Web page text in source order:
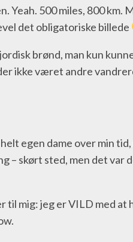
500 miles, 800
det obligatoriske billede
brønd, man kun
ikke været andre
egen dame over min
skørt sted, men det var
til mig: jeg er VILD med